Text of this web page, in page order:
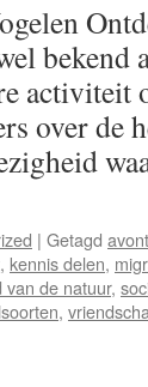
activiteit
over de
| Getagd
, kennis delen,
van de natuur,
,